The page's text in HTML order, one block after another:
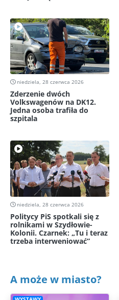
niedziela, 28 czerwca 2026
Zderzenie dwóch
Volkswagenów na DK12.
Jedna osoba trafiła do
szpitala
niedziela, 28 czerwca 2026
Politycy PiS spotkali się z
rolnikami w Szydłowie-
Kolonii. Czarnek: „Tu i teraz
trzeba interweniować”
A może w miasto?